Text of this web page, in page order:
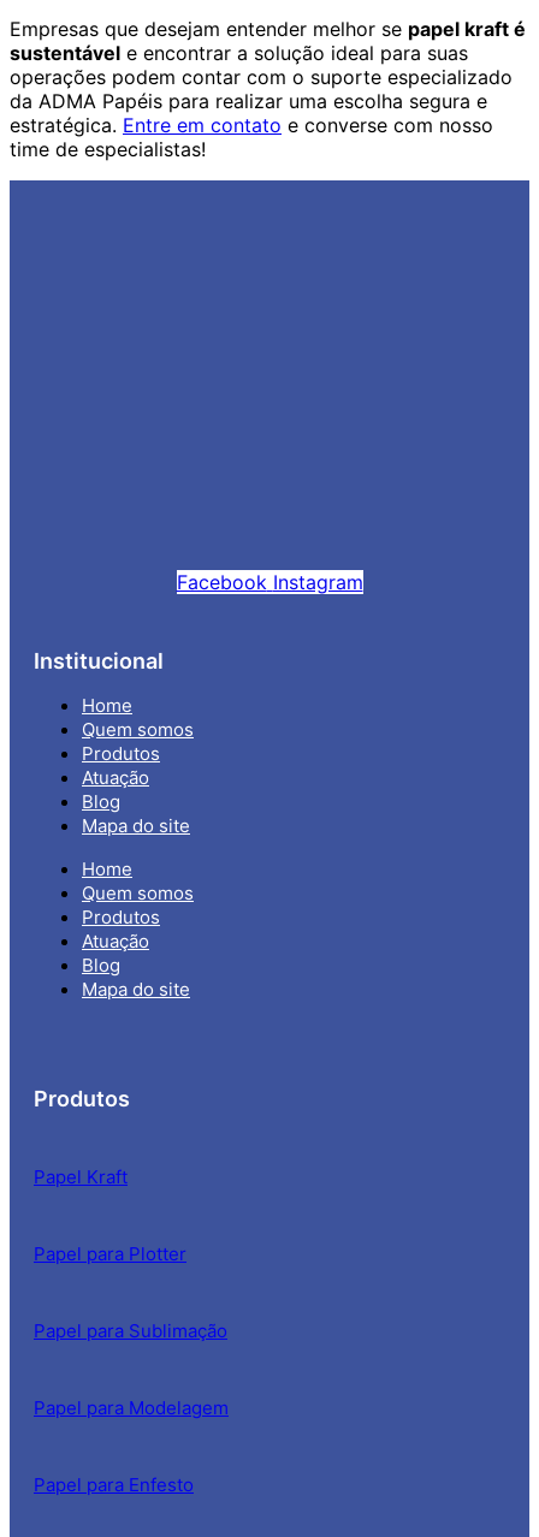
Empresas que desejam entender melhor se papel kraft é
sustentável e encontrar a solução ideal para suas
operações podem contar com o suporte especializado
da ADMA Papéis para realizar uma escolha segura e
estratégica. Entre em contato e converse com nosso
time de especialistas!
Facebook Instagram
Institucional
Home
Quem somos
Produtos
Atuação
Blog
Mapa do site
Home
Quem somos
Produtos
Atuação
Blog
Mapa do site
Produtos
Papel Kraft
Papel para Plotter
Papel para Sublimação
Papel para Modelagem
Papel para Enfesto